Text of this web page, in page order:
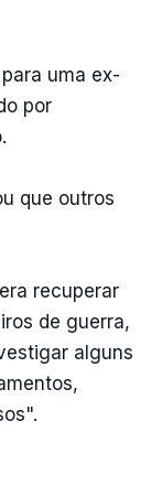
uma ex-
por
que outros
recuperar
de guerra,
alguns